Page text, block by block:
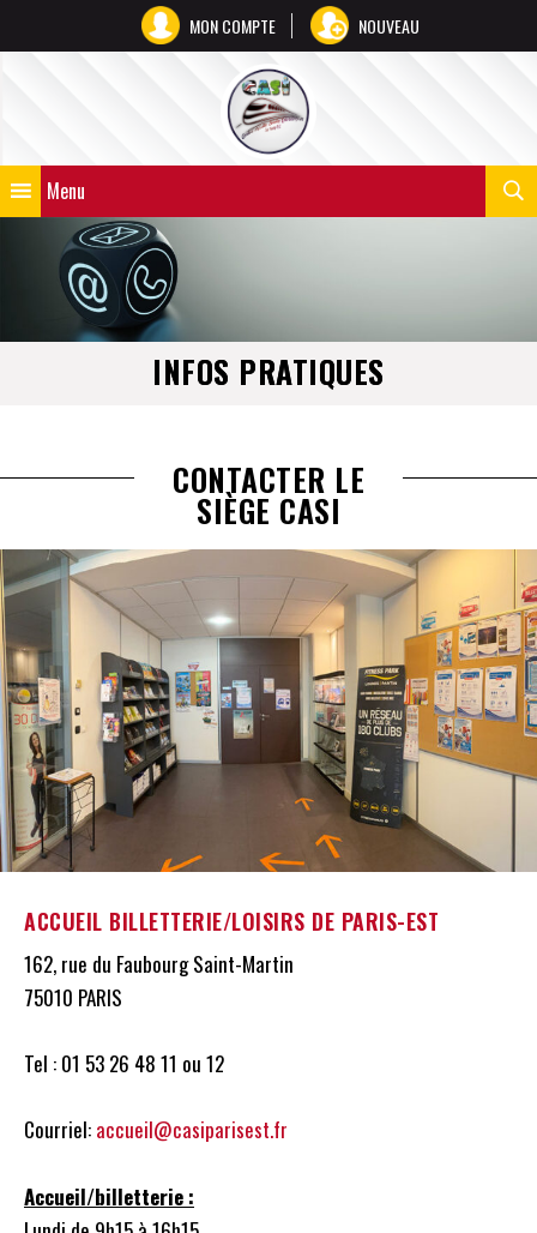
MON COMPTE NOUVEAU
Menu
INFOS PRATIQUES
CONTACTER LE
SIÈGE CASI
ACCUEIL BILLETTERIE/LOISIRS DE PARIS-EST
162, rue du Faubourg Saint-Martin
75010 PARIS
Tel : 01 53 26 48 11 ou 12
Courriel: accueil@casiparisest.fr
Accueil/billetterie :